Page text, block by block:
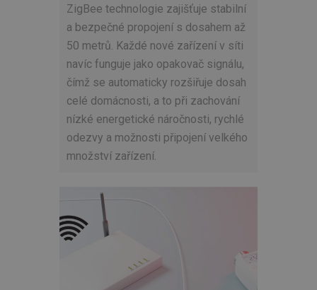
ZigBee technologie zajišťuje stabilní
a bezpečné propojení s dosahem až
50 metrů. Každé nové zařízení v síti
navíc funguje jako opakovač signálu,
čímž se automaticky rozšiřuje dosah
celé domácnosti, a to při zachování
nízké energetické náročnosti, rychlé
odezvy a možnosti připojení velkého
množství zařízení.